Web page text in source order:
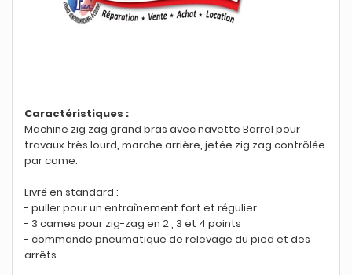
Caractéristiques :
Machine zig zag grand bras avec navette Barrel pour
travaux très lourd, marche arrière, jetée zig zag contrôlée
par came.
Livré en standard :
- puller pour un entraînement fort et régulier
- 3 cames pour zig-zag en 2 , 3 et 4 points
- commande pneumatique de relevage du pied et des
arrêts